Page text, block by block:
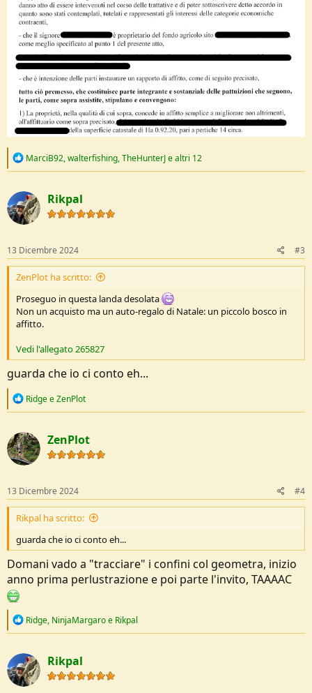
R
c
t
i
o
s
:
MarciB92,walterfishing,TheHunterJe altri 12
Rikpal
13 Dicembre 2024 #3
ZenPlot ha scritto:
Proseguo in questa landa desolata
Non un acquisto ma un auto-regalo di Natale: un piccolo bosco in
affitto.
Vedi l'allegato 265827
guarda che io ci conto eh...
R
c
t
i
o
s
:
RidgeeZenPlot
ZenPlot
13 Dicembre 2024 #4
Rikpal ha scritto:
guarda che io ci conto eh...
Domani vado a "tracciare" i confini col geometra, inizio
anno prima perlustrazione e poi parte l'invito, TAAAAC
R
c
t
i
o
Ridge, NinjaMargaroe Rikpal
Rikpal